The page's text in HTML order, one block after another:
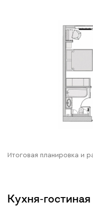
Итоговая планировка и
Кухня-гостиная